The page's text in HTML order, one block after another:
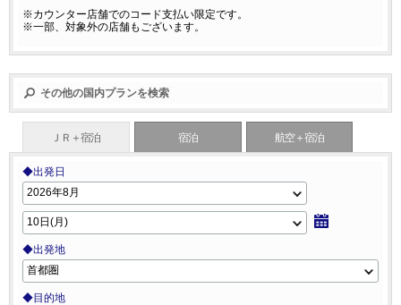
※カウンター店舗でのコード支払い限定です。
※一部、対象外の店舗もございます。
その他の国内プランを検索
ＪＲ＋宿泊 宿泊 航空＋宿泊
◆出発日
◆出発地
◆目的地